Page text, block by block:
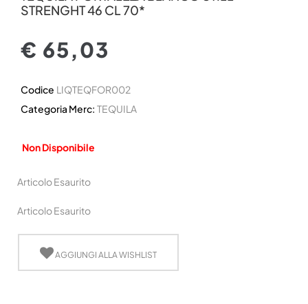
STRENGHT 46 CL 70*
€ 65,03
Codice LIQTEQFOR002
Categoria Merc: TEQUILA
Non Disponibile
Articolo Esaurito
Articolo Esaurito
AGGIUNGI ALLA WISHLIST